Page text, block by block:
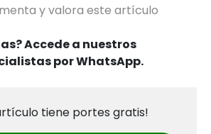
y valora este artículo
Accede a nuestros
por WhatsApp.
tiene portes gratis!